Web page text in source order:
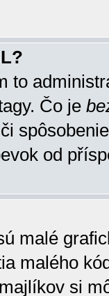
to
Čo je
od
malé
malého
si